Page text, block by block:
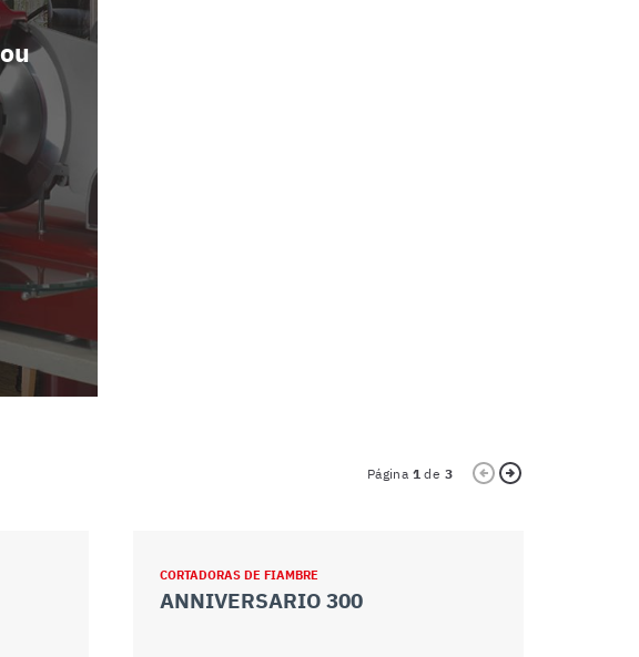
Página 1 de 3
CORTADORAS DE FIAMBRE
ANNIVERSARIO 300